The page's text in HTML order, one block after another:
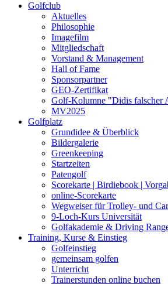
Golfclub
Aktuelles
Philosophie
Imagefilm
Mitgliedschaft
Vorstand & Management
Hall of Fame
Sponsorpartner
GEO-Zertifikat
Golf-Kolumne "Didis falscher
MV2025
Golfplatz
Grundidee & Überblick
Bildergalerie
Greenkeeping
Startzeiten
Patengolf
Scorekarte | Birdiebook |
online-Scorekarte
Wegweiser für Trolley- und
9-Loch-Kurs Universität
Golfakademie & Driving
Training, Kurse & Einstieg
Golfeinstieg
gemeinsam golfen
Unterricht
Trainerstunden online buchen